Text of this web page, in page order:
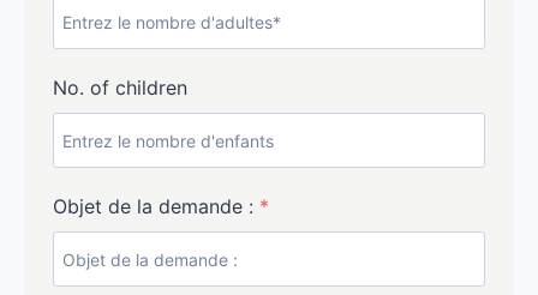
No. of children
Objet de la demande : *